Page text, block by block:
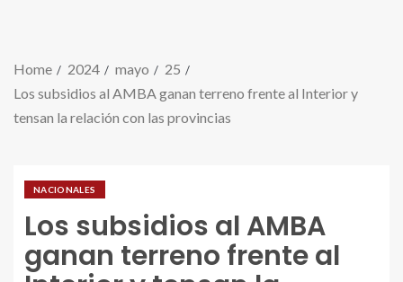
Home 2024 mayo
25
Los subsidios al AMBA ganan terreno frente al Interior y
tensan la relación con las provincias
NACIONALES
Los subsidios al AMBA
ganan terreno frente al